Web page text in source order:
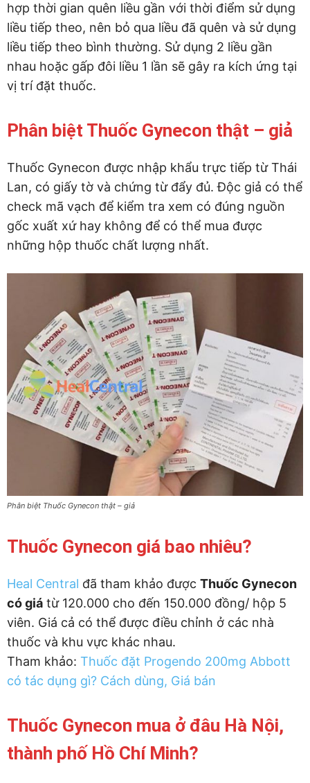
hợp thời gian quên liều gần với thời điểm sử dụng
liều tiếp theo, nên bỏ qua liều đã quên và sử dụng
liều tiếp theo bình thường. Sử dụng 2 liều gần
nhau hoặc gấp đôi liều 1 lần sẽ gây ra kích ứng tại
vị trí đặt thuốc.
Phân biệt Thuốc Gynecon thật – giả
Thuốc Gynecon được nhập khẩu trực tiếp từ Thái
Lan, có giấy tờ và chứng từ đẩy đủ. Độc giả có thể
check mã vạch để kiểm tra xem có đúng nguồn
gốc xuất xứ hay không để có thể mua được
những hộp thuốc chất lượng nhất.
Phân biệt Thuốc Gynecon thật – giả
Thuốc Gynecon giá bao nhiêu?
Heal Central đã tham khảo được Thuốc Gynecon
có giá từ 120.000 cho đến 150.000 đồng/ hộp 5
viên. Giá cả có thể được điều chỉnh ở các nhà
thuốc và khu vực khác nhau.
Tham khảo: Thuốc đặt Progendo 200mg Abbott
có tác dụng gì? Cách dùng, Giá bán
Thuốc Gynecon mua ở đâu Hà Nội,
thành phố Hồ Chí Minh?